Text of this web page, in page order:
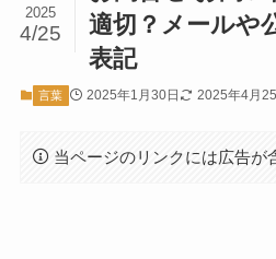
適切？メールや
表記
2025
4/25
言葉 2025年1月30日 2025年4月
当ページのリンクには広告が